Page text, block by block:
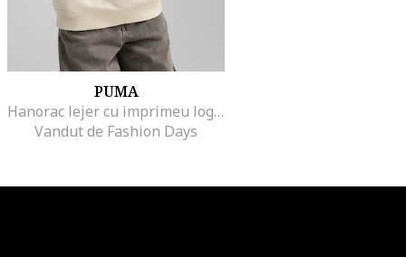
PUMA
Hanorac lejer cu imprimeu logo, Crem
Vandut de Fashion Days